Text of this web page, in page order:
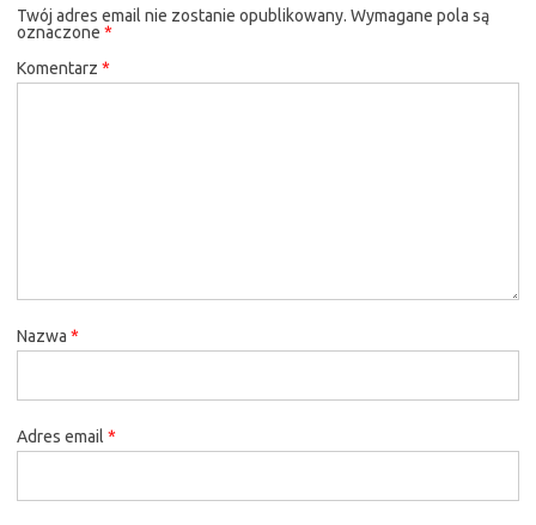
Twój adres email nie zostanie opublikowany. Wymagane pola są
oznaczone *
Komentarz *
Nazwa *
Adres email *